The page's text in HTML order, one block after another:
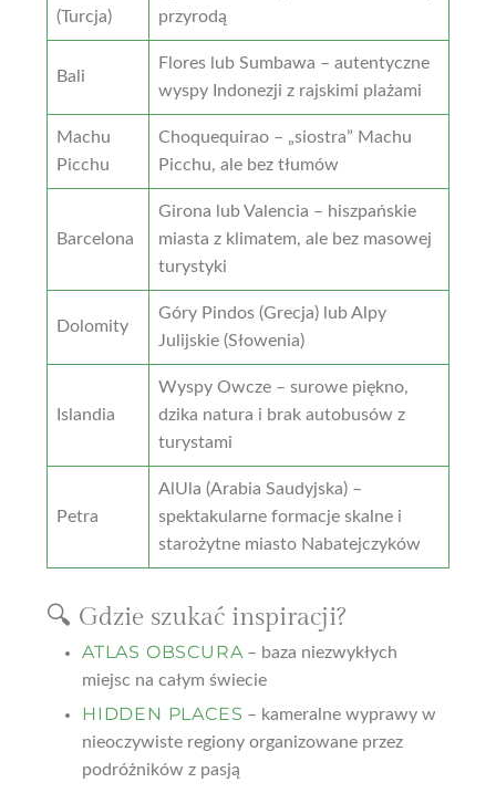
(Turcja)
przyrodą
Bali
Flores lub Sumbawa – autentyczne
wyspy Indonezji z rajskimi plażami
Machu
Picchu
Choquequirao – „siostra” Machu
Picchu, ale bez tłumów
Barcelona
Girona lub Valencia – hiszpańskie
miasta z klimatem, ale bez masowej
turystyki
Dolomity
Góry Pindos (Grecja) lub Alpy
Julijskie (Słowenia)
Islandia
Wyspy Owcze – surowe piękno,
dzika natura i brak autobusów z
turystami
Petra
AlUla (Arabia Saudyjska) –
spektakularne formacje skalne i
starożytne miasto Nabatejczyków
🔍 Gdzie szukać inspiracji?
ATLAS OBSCURA – baza niezwykłych
miejsc na całym świecie
HIDDEN PLACES – kameralne wyprawy w
nieoczywiste regiony organizowane przez
podróżników z pasją